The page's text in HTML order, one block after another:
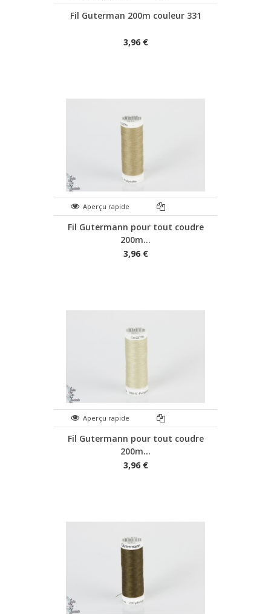
Fil Guterman 200m couleur 331
3,96 €
Aperçu rapide
Fil Gutermann pour tout coudre
200m...
3,96 €
Aperçu rapide
Fil Gutermann pour tout coudre
200m...
3,96 €